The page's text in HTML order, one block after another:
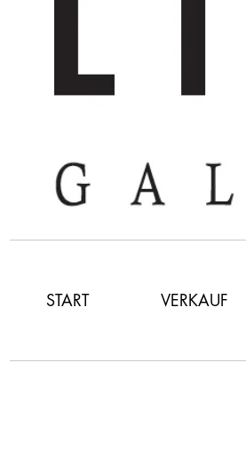
START VERKAUF